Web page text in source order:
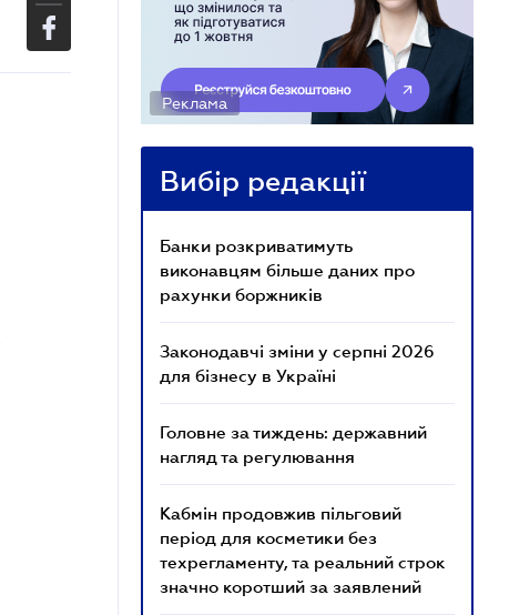
Реклама
Вибір редакції
Банки розкриватимуть
виконавцям більше даних про
рахунки боржників
Законодавчі зміни у серпні 2026
для бізнесу в Україні
Головне за тиждень: державний
нагляд та регулювання
Кабмін продовжив пільговий
період для косметики без
техрегламенту, та реальний строк
значно коротший за заявлений